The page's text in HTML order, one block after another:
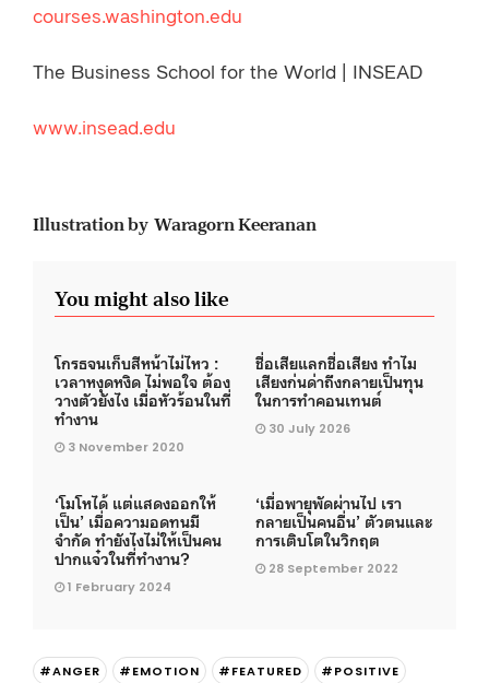
courses.washington.edu
The Business School for the World | INSEAD
www.insead.edu
Illustration by Waragorn Keeranan
You might also like
โกรธจนเก็บสีหน้าไม่ไหว :
เวลาหงุดหงิด ไม่พอใจ ต้อง
วางตัวยังไง เมื่อหัวร้อนในที่
ทำงาน
3 November 2020
ชื่อเสียแลกชื่อเสียง ทำไม
เสียงก่นด่าถึงกลายเป็นทุน
ในการทำคอนเทนต์
30 July 2026
‘โมโหได้ แต่แสดงออกให้
เป็น’ เมื่อความอดทนมี
จำกัด ทำยังไงไม่ให้เป็นคน
ปากแจ๋วในที่ทำงาน?
1 February 2024
‘เมื่อพายุพัดผ่านไป เรา
กลายเป็นคนอื่น’ ตัวตนและ
การเติบโตในวิกฤต
28 September 2022
#ANGER #EMOTION #FEATURED #POSITIVE